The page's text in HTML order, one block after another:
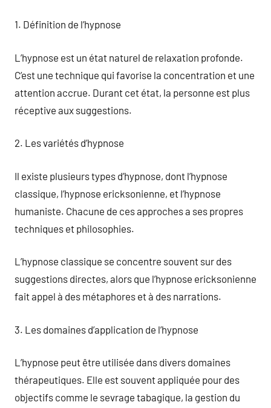
1. Définition de l’hypnose
L’hypnose est un état naturel de relaxation profonde.
C’est une technique qui favorise la concentration et une
attention accrue. Durant cet état, la personne est plus
réceptive aux suggestions.
2. Les variétés d’hypnose
Il existe plusieurs types d’hypnose, dont l’hypnose
classique, l’hypnose ericksonienne, et l’hypnose
humaniste. Chacune de ces approches a ses propres
techniques et philosophies.
L’hypnose classique se concentre souvent sur des
suggestions directes, alors que l’hypnose ericksonienne
fait appel à des métaphores et à des narrations.
3. Les domaines d’application de l’hypnose
L’hypnose peut être utilisée dans divers domaines
thérapeutiques. Elle est souvent appliquée pour des
objectifs comme le sevrage tabagique, la gestion du